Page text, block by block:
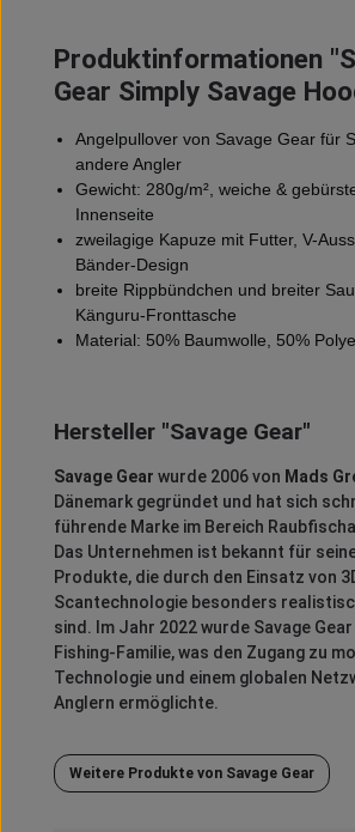
Produktinformationen
Gear Simply Savage
Angelpullover von Savage Gear für
andere Angler
Gewicht: 280g/m², weiche &
Innenseite
zweilagige Kapuze mit Futter, V-
Bänder-Design
breite Rippbündchen und breiter
Känguru-Fronttasche
Material: 50% Baumwolle, 50%
Hersteller "Savage Gear"
Savage Gear wurde 2006 von Mads
Dänemark gegründet und hat sich
führende Marke im Bereich
Das Unternehmen ist bekannt für
Produkte, die durch den Einsatz von
Scantechnologie besonders
sind.
Im Jahr 2022 wurde Savage
Fishing-Familie, was den Zugang zu
Technologie und einem globalen
Anglern ermöglichte.
Weitere Produkte von Savage Gear